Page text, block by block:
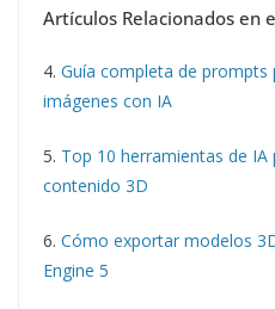
Artículos Relacionados en
4. Guía completa de prompts
imágenes con IA
5. Top 10 herramientas de IA
contenido 3D
6. Cómo exportar modelos
Engine 5